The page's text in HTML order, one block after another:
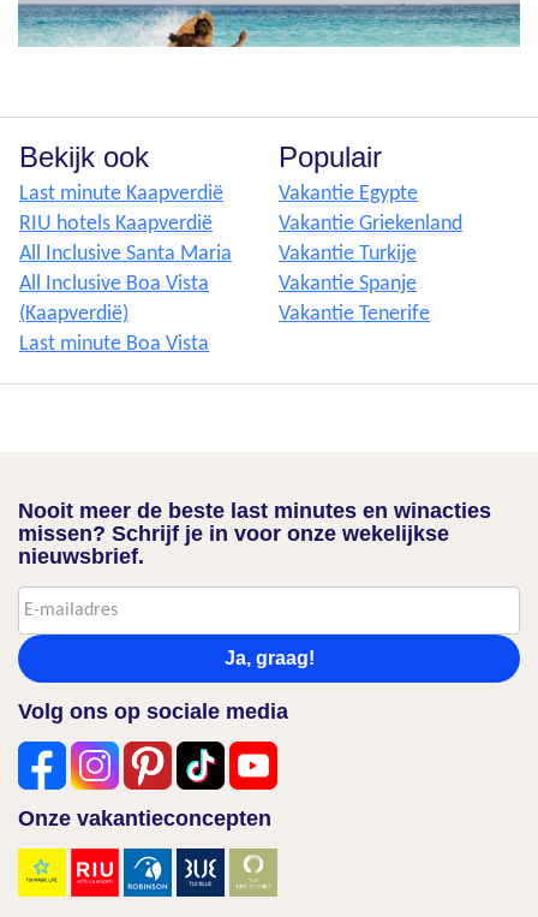
Bekijk ook
Last minute Kaapverdië
RIU hotels Kaapverdië
All Inclusive Santa Maria
All Inclusive Boa Vista
(Kaapverdië)
Last minute Boa Vista
Populair
Vakantie Egypte
Vakantie Griekenland
Vakantie Turkije
Vakantie Spanje
Vakantie Tenerife
Nooit meer de beste last minutes en winacties
missen? Schrijf je in voor onze wekelijkse
nieuwsbrief.
Ja, graag!
Volg ons op sociale media
Onze vakantieconcepten